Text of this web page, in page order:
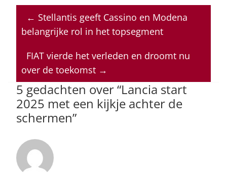
at
s
p
p
c
e
b
o
o
k
k
e
n
re
a
d
s
ai
l
← Stellantis geeft Cassino en Modena
belangrijke rol in het topsegment
FIAT vierde het verleden en droomt nu
over de toekomst →
5 gedachten over “Lancia start
2025 met een kijkje achter de
schermen”